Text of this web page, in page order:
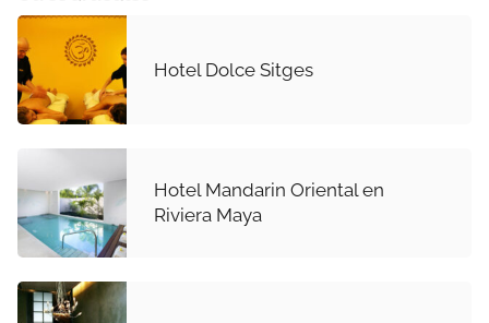
Hotel Dolce Sitges
Hotel Mandarin Oriental en
Riviera Maya